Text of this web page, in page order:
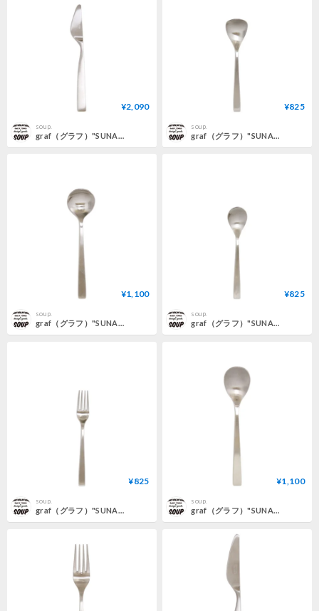
¥2,090
soup.
graf（グラフ）"SUNAO カトラリー バタースプレーター"
¥825
soup.
graf（グラフ）"SUNAO カトラリー アイスクリームスプーン"
¥1,100
soup.
graf（グラフ）"SUNAO カトラリー スープスプーン"
¥825
soup.
graf（グラフ）"SUNAO カトラリー ティースプーン"
¥825
soup.
graf（グラフ）"SUNAO カトラリー ケーキフォーク"
¥1,100
soup.
graf（グラフ）"SUNAO カトラリー ディナースプーン"